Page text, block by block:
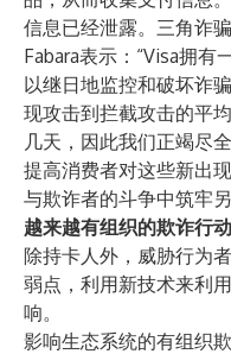
信息已经泄露。三角诈
Fabara表示：“Visa拥有
以继日地监控和破坏诈
现攻击到拦截攻击的平
几天，因此我们正竭尽
提高消费者对这些新出
与欺诈者的斗争中筑牢
越来越有组织的欺诈行动
除持卡人外，威胁行为
弱点，利用新技术来利
响。
影响生态系统的有组织